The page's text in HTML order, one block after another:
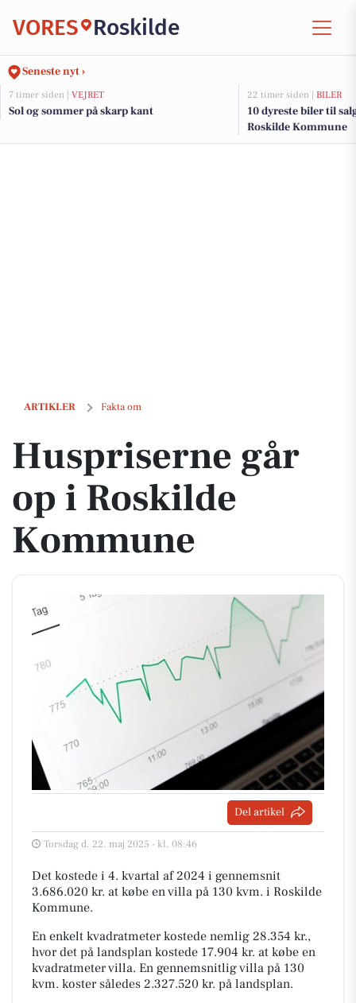
VORES Roskilde
Seneste nyt ›
7 timer siden | VEJRET
Sol og sommer på skarp kant
22 timer siden | BILER
10 dyreste biler til
Roskilde Kommune
ARTIKLER Fakta om
Huspriserne går op i Roskilde Kommune
Huspriserne går
op i Roskilde
Kommune
Del artikel
Torsdag d. 22. maj 2025 - kl. 08:46
Det kostede i 4. kvartal af 2024 i gennemsnit
3.686.020 kr. at købe en villa på 130 kvm. i Roskilde
Kommune.
En enkelt kvadratmeter kostede nemlig 28.354 kr.,
hvor det på landsplan kostede 17.904 kr. at købe en
kvadratmeter villa. En gennemsnitlig villa på 130
kvm. koster således 2.327.520 kr. på landsplan.